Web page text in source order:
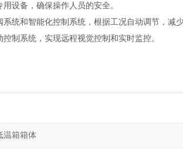
设备，确保操作人员的安全。
统和智能化控制系统，根据工况自动调节，减少
制系统，实现远程视觉控制和实时监控。